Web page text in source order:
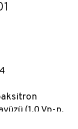
(1.0 Vp-p,